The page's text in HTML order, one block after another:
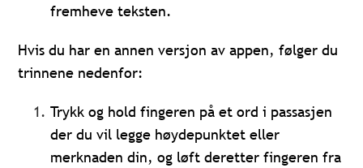
fremheve teksten.
Hvis du har en annen versjon av appen, følger du
trinnene nedenfor:
Trykk og hold fingeren på et ord i passasjen
der du vil legge høydepunktet eller
merknaden din, og løft deretter fingeren fra